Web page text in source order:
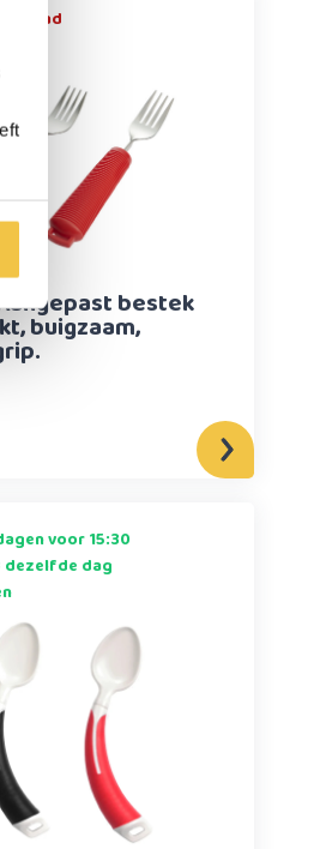
bestek
buigzaam,
voor 15:30
dezelfde dag